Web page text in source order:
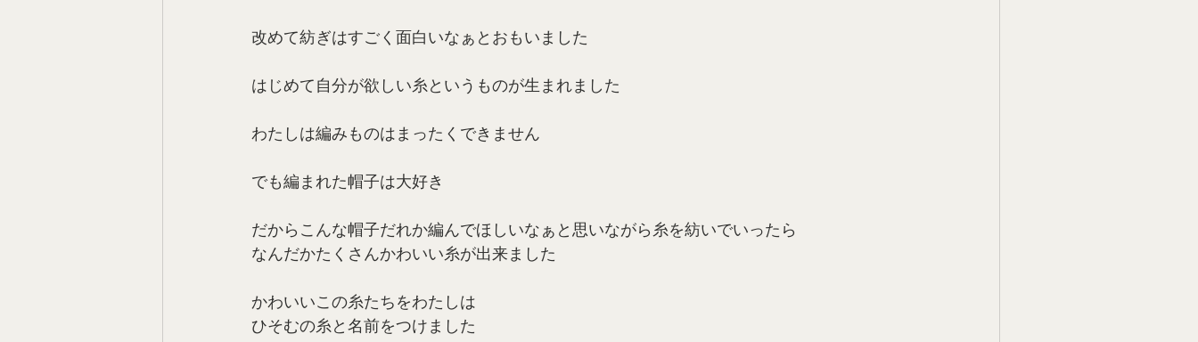
改めて紡ぎはすごく面白いなぁとおもいました
はじめて自分が欲しい糸というものが生まれました
わたしは編みものはまったくできません
でも編まれた帽子は大好き
だからこんな帽子だれか編んでほしいなぁと思いながら糸を紡いでいったら
なんだかたくさんかわいい糸が出来ました
かわいいこの糸たちをわたしは
ひそむの糸と名前をつけました